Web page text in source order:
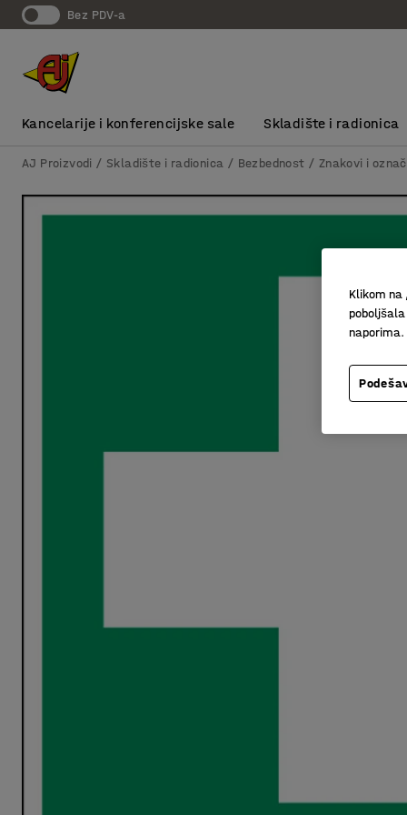
bez PDV-a
Kancelarije i konferencijske sale Skladište i radionica
AJ Proizvodi Skladište i radionica Bezbednost Znakovi i
Klikom na
naporima.